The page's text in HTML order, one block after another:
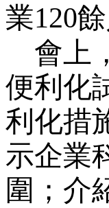
業120
會上
便利化
利化措
示企業
圍；介